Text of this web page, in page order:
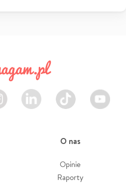
LinkedIn TikTok Youtube
O nas
Opinie
Raporty